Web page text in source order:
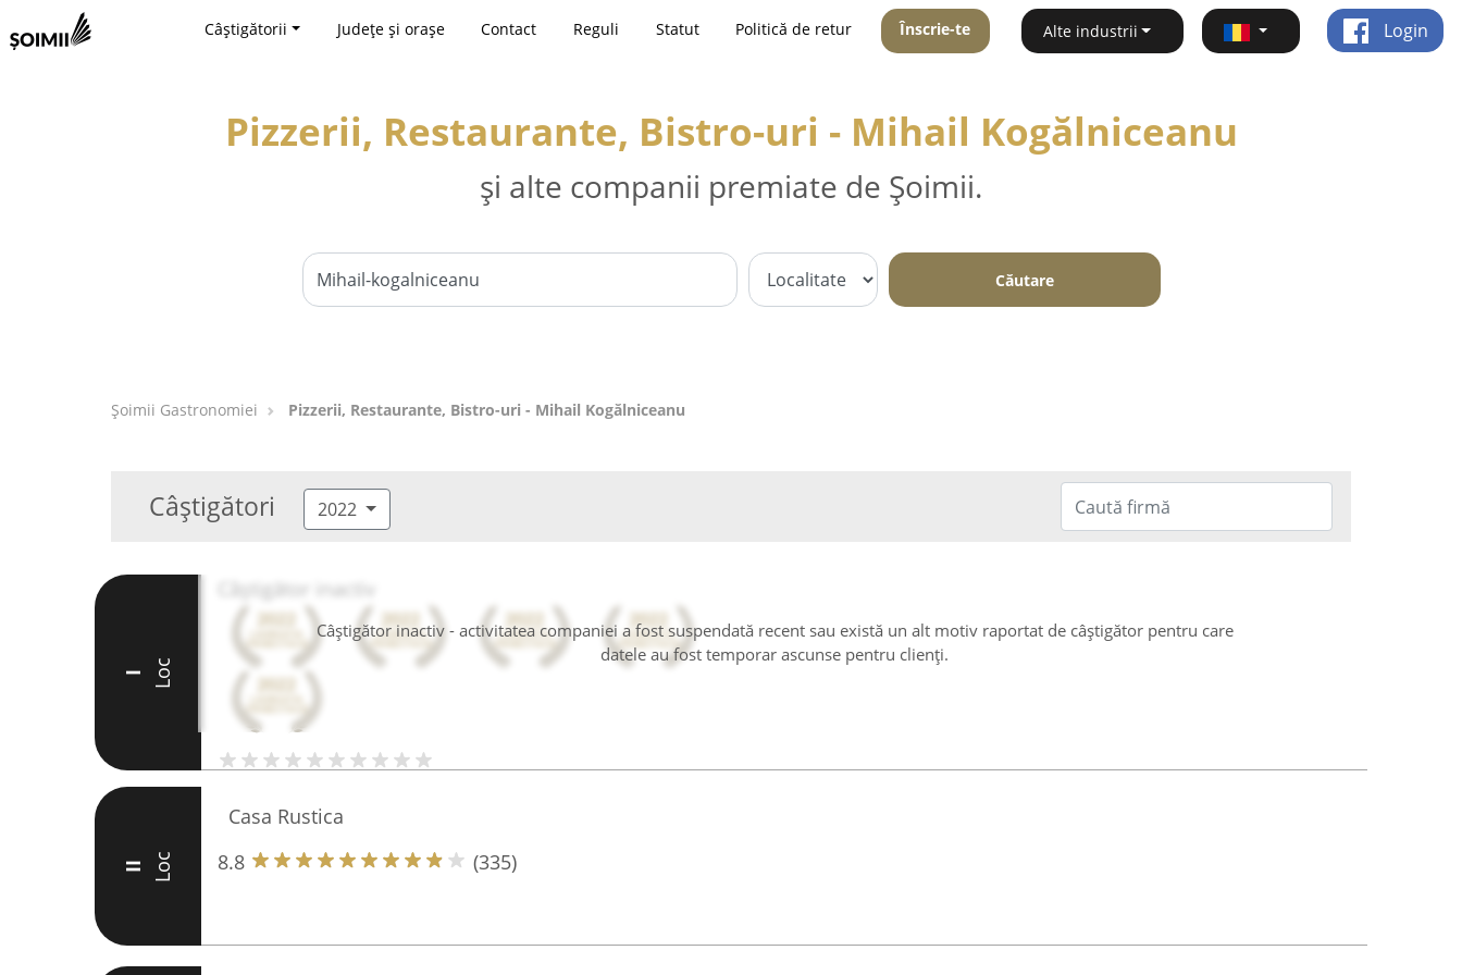
Câștigătorii Județe și orașe Contact Reguli Statut Politică de retur Înscrie-te Alte industrii Login
Pizzerii, Restaurante, Bistro-uri - Mihail Kogălniceanu
și alte companii premiate de Șoimii.
Căutare
Șoimii Gastronomiei Pizzerii, Restaurante, Bistro-uri - Mihail Kogălniceanu
Câștigători 2022
Câștigător inactiv - activitatea companiei a fost suspendată recent sau există un alt motiv raportat de câștigător pentru care
datele au fost temporar ascunse pentru clienți.
I Loc
Câștigător inactiv
II Loc
Casa Rustica
8.8
(335)